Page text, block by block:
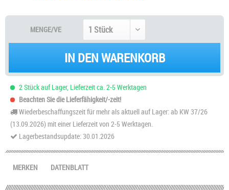
MENGE/VE
IN DEN WARENKORB
2 Stück auf Lager, Lieferzeit ca. 2-5 Werktagen
Beachten Sie die Lieferfähigkeit/-zeit!
Wiederbeschaffungszeit für mehr als aktuell auf Lager: ab KW 37/26
(13.09.2026) mit einer Lieferzeit von 2-5 Werktagen.
Lagerbestandsupdate: 30.01.2026
DATENBLATT
MERKEN